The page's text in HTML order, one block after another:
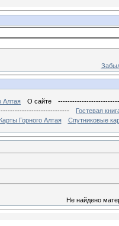
Алтая О сайте
Гостевая
Карты Горного Алтая Спутниковые
Не найдено